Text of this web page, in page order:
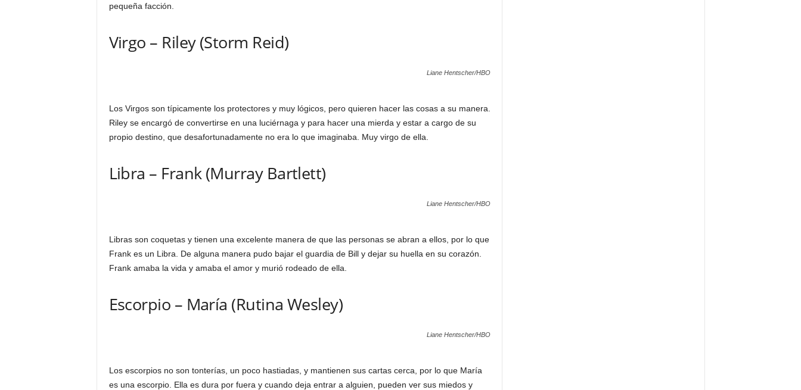
pequeña facción.
Virgo – Riley (Storm Reid)
Liane Hentscher/HBO
Los Virgos son típicamente los protectores y muy lógicos, pero quieren hacer las cosas a su manera.
Riley se encargó de convertirse en una luciérnaga y para hacer una mierda y estar a cargo de su
propio destino, que desafortunadamente no era lo que imaginaba. Muy virgo de ella.
Libra – Frank (Murray Bartlett)
Liane Hentscher/HBO
Libras son coquetas y tienen una excelente manera de que las personas se abran a ellos, por lo que
Frank es un Libra. De alguna manera pudo bajar el guardia de Bill y dejar su huella en su corazón.
Frank amaba la vida y amaba el amor y murió rodeado de ella.
Escorpio – María (Rutina Wesley)
Liane Hentscher/HBO
Los escorpios no son tonterías, un poco hastiadas, y mantienen sus cartas cerca, por lo que María
es una escorpio. Ella es dura por fuera y cuando deja entrar a alguien, pueden ver sus miedos y